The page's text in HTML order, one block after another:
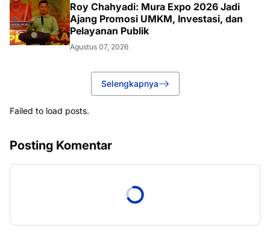
Roy Chahyadi: Mura Expo 2026 Jadi
Ajang Promosi UMKM, Investasi, dan
Pelayanan Publik
Agustus 07, 2026
Selengkapnya
Failed to load posts.
Posting Komentar